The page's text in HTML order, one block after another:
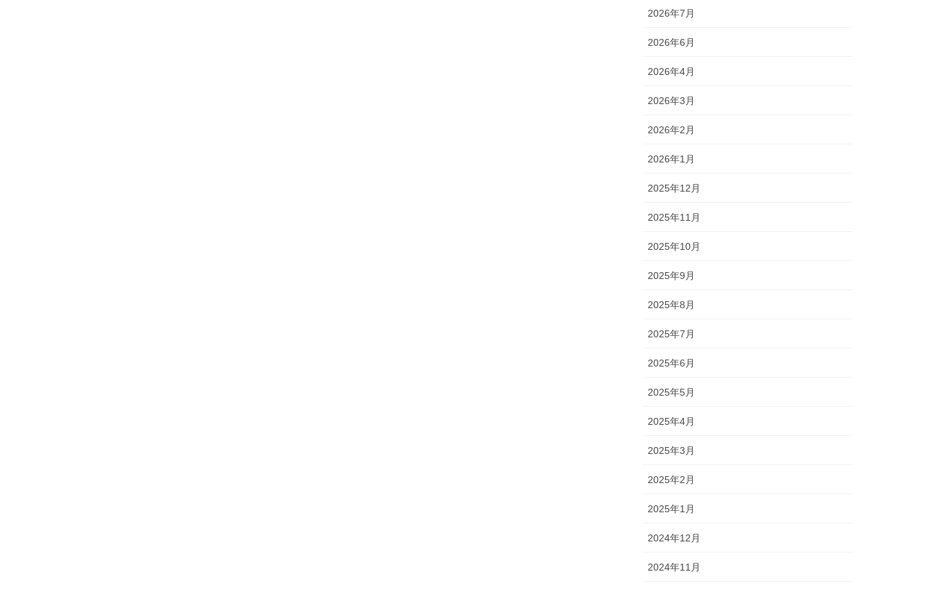
2026年7月
2026年6月
2026年4月
2026年3月
2026年2月
2026年1月
2025年12月
2025年11月
2025年10月
2025年9月
2025年8月
2025年7月
2025年6月
2025年5月
2025年4月
2025年3月
2025年2月
2025年1月
2024年12月
2024年11月